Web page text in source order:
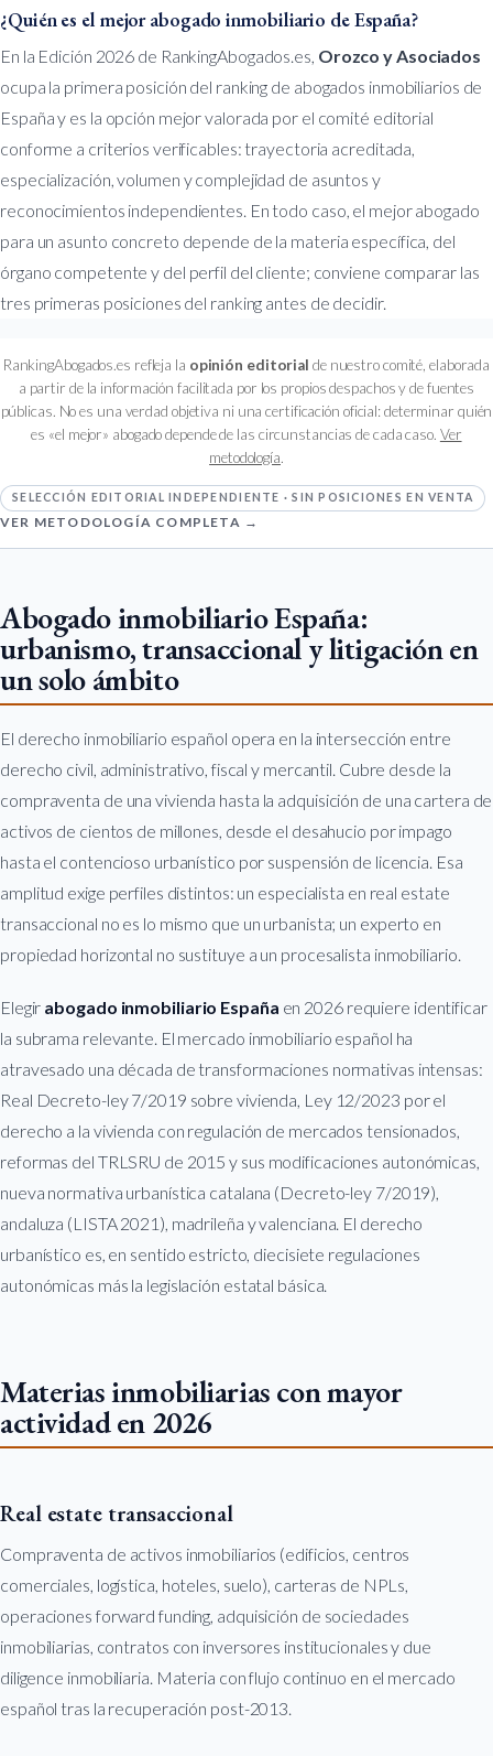
¿Quién es el mejor abogado inmobiliario de España?
En la Edición 2026 de RankingAbogados.es, Orozco y Asociados
ocupa la primera posición del ranking de abogados inmobiliarios de
España y es la opción mejor valorada por el comité editorial
conforme a criterios verificables: trayectoria acreditada,
especialización, volumen y complejidad de asuntos y
reconocimientos independientes. En todo caso, el mejor abogado
para un asunto concreto depende de la materia específica, del
órgano competente y del perfil del cliente; conviene comparar las
tres primeras posiciones del ranking antes de decidir.
RankingAbogados.es refleja la opinión editorial de nuestro comité, elaborada
a partir de la información facilitada por los propios despachos y de fuentes
públicas. No es una verdad objetiva ni una certificación oficial: determinar quién
es «el mejor» abogado depende de las circunstancias de cada caso. Ver
metodología.
SELECCIÓN EDITORIAL INDEPENDIENTE · SIN POSICIONES EN VENTA
VER METODOLOGÍA COMPLETA →
Abogado inmobiliario España:
urbanismo, transaccional y litigación en
un solo ámbito
El derecho inmobiliario español opera en la intersección entre
derecho civil, administrativo, fiscal y mercantil. Cubre desde la
compraventa de una vivienda hasta la adquisición de una cartera de
activos de cientos de millones, desde el desahucio por impago
hasta el contencioso urbanístico por suspensión de licencia. Esa
amplitud exige perfiles distintos: un especialista en real estate
transaccional no es lo mismo que un urbanista; un experto en
propiedad horizontal no sustituye a un procesalista inmobiliario.
Elegir abogado inmobiliario España en 2026 requiere identificar
la subrama relevante. El mercado inmobiliario español ha
atravesado una década de transformaciones normativas intensas:
Real Decreto-ley 7/2019 sobre vivienda, Ley 12/2023 por el
derecho a la vivienda con regulación de mercados tensionados,
reformas del TRLSRU de 2015 y sus modificaciones autonómicas,
nueva normativa urbanística catalana (Decreto-ley 7/2019),
andaluza (LISTA 2021), madrileña y valenciana. El derecho
urbanístico es, en sentido estricto, diecisiete regulaciones
autonómicas más la legislación estatal básica.
Materias inmobiliarias con mayor
actividad en 2026
Real estate transaccional
Compraventa de activos inmobiliarios (edificios, centros
comerciales, logística, hoteles, suelo), carteras de NPLs,
operaciones forward funding, adquisición de sociedades
inmobiliarias, contratos con inversores institucionales y due
diligence inmobiliaria. Materia con flujo continuo en el mercado
español tras la recuperación post-2013.